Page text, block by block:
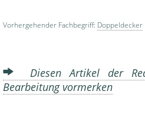
Vorhergehender Fachbegriff: Doppeldecker
Diesen Artikel der
Bearbeitung vormerken